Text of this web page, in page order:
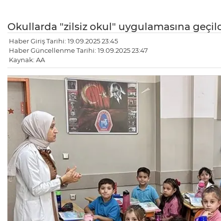
Okullarda "zilsiz okul" uygulamasına
Haber Giriş Tarihi: 19.09.2025 23:45
Haber Güncellenme Tarihi: 19.09.2025 23:47
Kaynak: AA